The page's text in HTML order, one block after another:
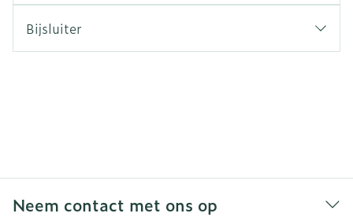
Bijsluiter
Neem contact met ons op